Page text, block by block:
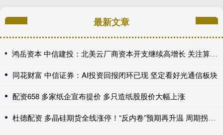
最新文章
鸿岳资本 中信建投：北美云厂商资本开支继续高增长 关注算力超跌与高股息标的
同花财富 中信证券：AI投资回报闭环已现 坚定看好光通信板块
配资658 多家纸企宣布提价 多只造纸股股价大幅上涨
杜德配资 多晶硅期货全线涨停！“反内卷”预期再升温 周期拐点来了？